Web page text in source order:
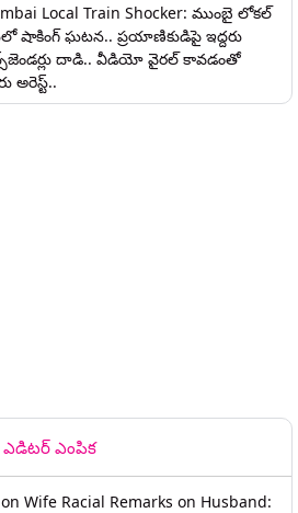
Local Train Shocker: ముంబై లోకల్
షాకింగ్ ఘటన.. ప్రయాణికుడిపై ఇద్దరు
దాడి.. వీడియో వైరల్ కావడంతో
అరెస్ట్..
ఎడిటర్ ఎంపిక
on Wife Racial Remarks on Husband: